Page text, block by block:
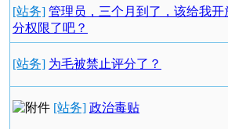
[站务] 管理员，三个月到了，该给我开
分权限了吧？
[站务] 为毛被禁止评分了？
[站务] 政治毒贴